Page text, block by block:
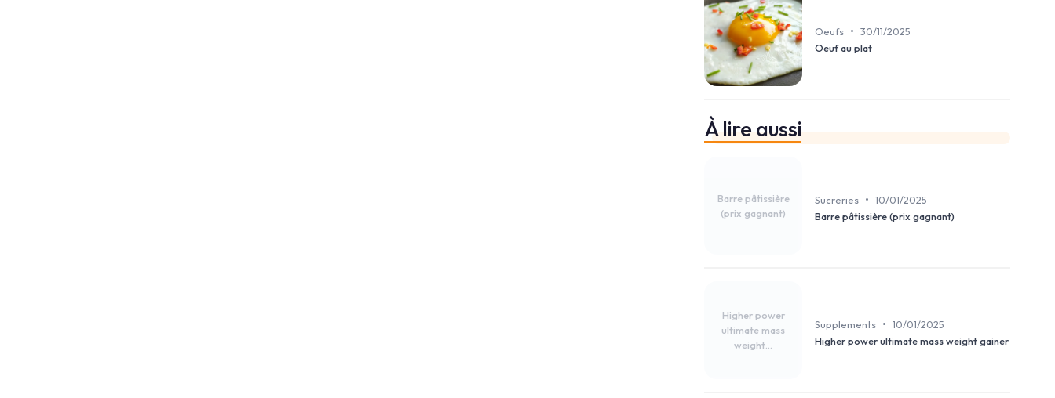
Oeufs • 30/11/2025
Oeuf au plat
À lire aussi
Barre pâtissière
(prix gagnant)
Sucreries • 10/01/2025
Barre pâtissière (prix gagnant)
Higher power
ultimate mass
weight...
Supplements • 10/01/2025
Higher power ultimate mass weight gainer